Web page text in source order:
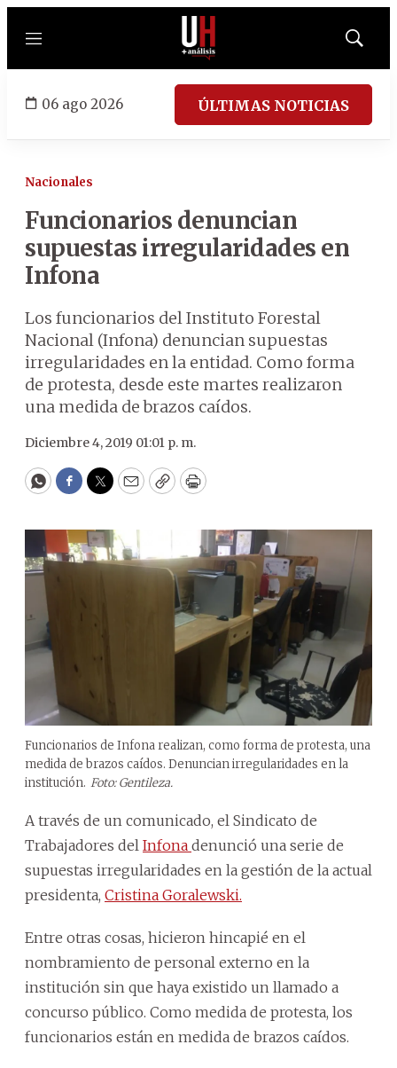
Menú
Mostrar
06 ago 2026 ÚLTIMAS NOTICIAS
Nacionales
Funcionarios denuncian
supuestas irregularidades en
Infona
Los funcionarios del Instituto Forestal
Nacional (Infona) denuncian supuestas
irregularidades en la entidad. Como forma
de protesta, desde este martes realizaron
una medida de brazos caídos.
Diciembre 4, 2019 01:01 p. m.
WhatsApp
Facebook
Twitter
EmailCopyPrint
Funcionarios de Infona realizan, como forma de protesta, una
medida de brazos caídos. Denuncian irregularidades en la
institución. Foto: Gentileza.
A través de un comunicado, el Sindicato de
Trabajadores del Infona denunció una serie de
supuestas irregularidades en la gestión de la actual
presidenta, Cristina Goralewski.
Entre otras cosas, hicieron hincapié en el
nombramiento de personal externo en la
institución sin que haya existido un llamado a
concurso público. Como medida de protesta, los
funcionarios están en medida de brazos caídos.